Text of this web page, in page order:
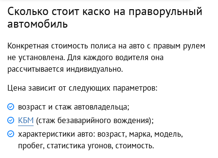
Сколько стоит каско на праворульный
автомобиль
Конкретная стоимость полиса на авто с правым рулем
не установлена. Для каждого водителя она
рассчитывается индивидуально.
Цена зависит от следующих параметров:
возраст и стаж автовладельца;
КБМ (стаж безаварийного вождения);
характеристики авто: возраст, марка, модель,
пробег, статистика угонов, стоимость.